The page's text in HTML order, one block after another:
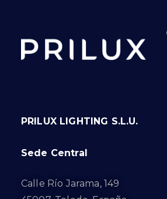
PRILUX LIGHTING S.L.U.
Sede Central
Calle Río Jarama, 149